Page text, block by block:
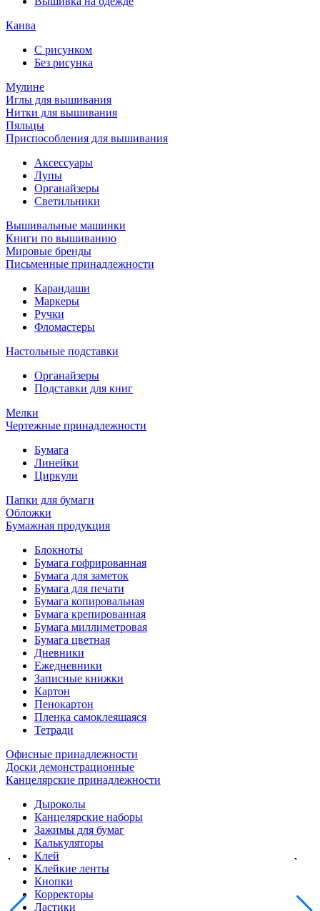
Канва
С рисунком
Без рисунка
Мулине
Иглы для вышивания
Нитки для вышивания
Пяльцы
Приспособления для вышивания
Аксессуары
Лупы
Органайзеры
Светильники
Вышивальные машинки
Книги по вышиванию
Мировые бренды
Письменные принадлежности
Карандаши
Маркеры
Ручки
Фломастеры
Настольные подставки
Органайзеры
Подставки для книг
Мелки
Чертежные принадлежности
Бумага
Линейки
Циркули
Папки для бумаги
Обложки
Бумажная продукция
Блокноты
Бумага гофрированная
Бумага для заметок
Бумага для печати
Бумага копировальная
Бумага крепированная
Бумага миллиметровая
Бумага цветная
Дневники
Ежедневники
Записные книжки
Картон
Пенокартон
Пленка самоклеящаяся
Тетради
Офисные принадлежности
Доски демонстрационные
Канцелярские принадлежности
Дыроколы
Канцелярские наборы
Зажимы для бумаг
Калькуляторы
Клей
Клейкие ленты
Кнопки
Корректоры
Ластики